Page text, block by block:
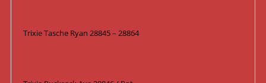
Trixie Tasche Ryan 28845 – 28864